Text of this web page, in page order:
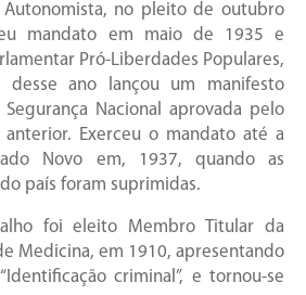
Autonomista, no pleito de outubro
mandato em maio de 1935 e
Pró-Liberdades Populares,
ano lançou um manifesto
Nacional aprovada pelo
Exerceu o mandato até a
Novo em, 1937, quando as
país foram suprimidas.
foi eleito Membro Titular da
Medicina, em 1910, apresentando
criminal”, e tornou-se